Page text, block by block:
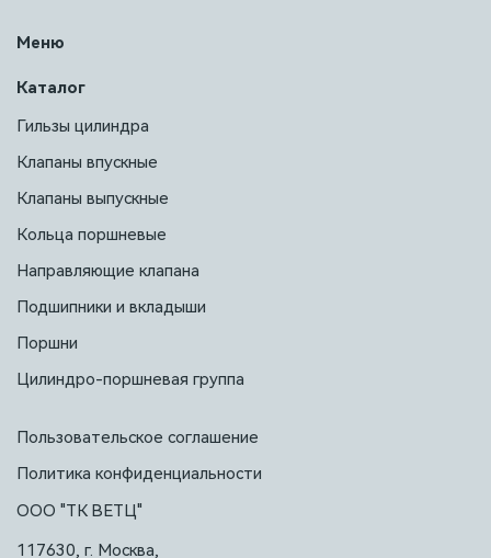
Меню
Каталог
Гильзы цилиндра
Клапаны впускные
Клапаны выпускные
Кольца поршневые
Направляющие клапана
Подшипники и вкладыши
Поршни
Цилиндро-поршневая группа
Пользовательское соглашение
Политика конфиденциальности
ООО "ТК ВЕТЦ"
117630, г. Москва,